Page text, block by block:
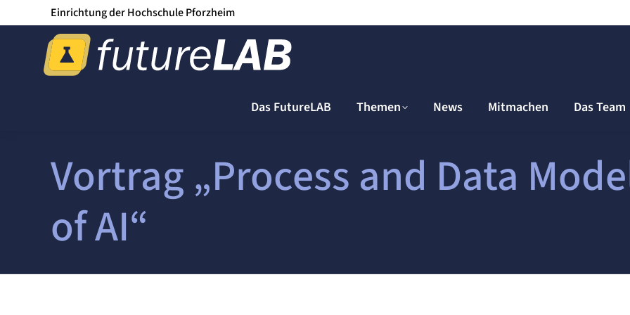
Einrichtung der Hochschule Pforzheim
Das FutureLAB Themen News Mitmachen Das Team
Vortrag „Process and Data
of AI“